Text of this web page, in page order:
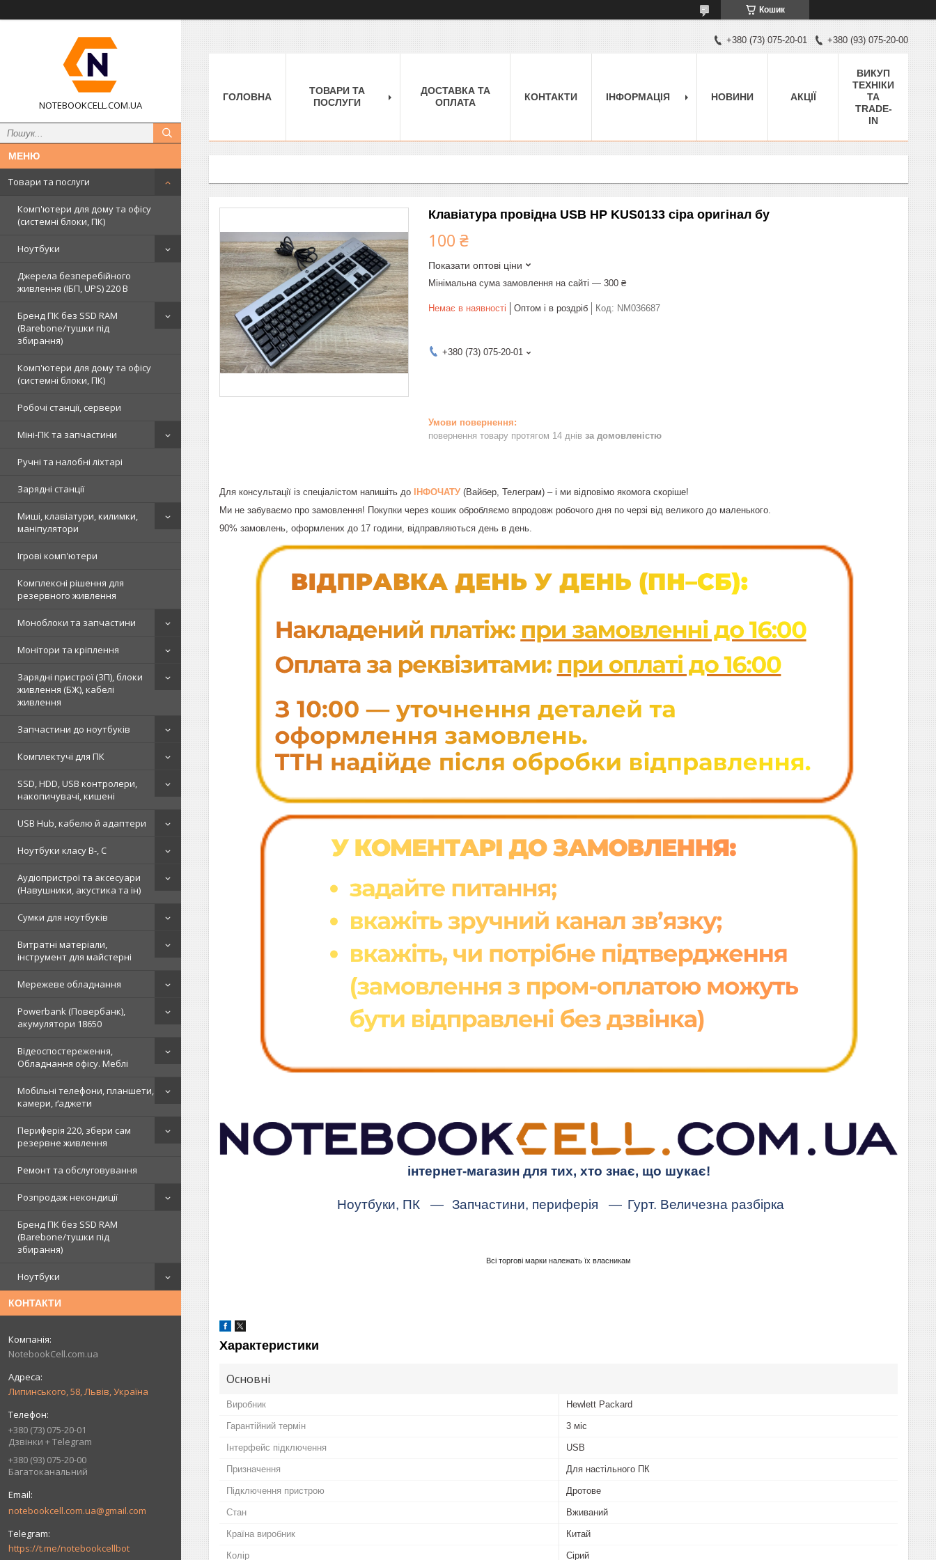
Кошик
NOTEBOOKCELL.COM.UA
Товари та послуги
Комп'ютери для дому та офісу
(системні блоки, ПК)
Ноутбуки
Джерела безперебійного
живлення (ІБП, UPS) 220 В
Бренд ПК без SSD RAM
(Barebone/тушки під
збирання)
Комп'ютери для дому та офісу
(системні блоки, ПК)
Робочі станції, сервери
Міні-ПК та запчастини
Ручні та налобні ліхтарі
Зарядні станції
Миші, клавіатури, килимки,
маніпулятори
Ігрові комп'ютери
Комплексні рішення для
резервного живлення
Моноблоки та запчастини
Монітори та кріплення
Зарядні пристрої (ЗП), блоки
живлення (БЖ), кабелі
живлення
Запчастини до ноутбуків
Комплектучі для ПК
SSD, HDD, USB контролери,
накопичувачі, кишені
USB Hub, кабелю й адаптери
Ноутбуки класу B-, C
Аудіопристрої та аксесуари
(Навушники, акустика та ін)
Сумки для ноутбуків
Витратні матеріали,
інструмент для майстерні
Мережеве обладнання
Powerbank (Повербанк),
акумулятори 18650
Відеоспостереження,
Обладнання офісу. Меблі
Мобільні телефони, планшети,
камери, ґаджети
Периферія 220, збери сам
резервне живлення
Ремонт та обслуговування
Розпродаж некондиції
Бренд ПК без SSD RAM
(Barebone/тушки під
збирання)
Ноутбуки
КОНТАКТИ
NotebookCell.com.ua
Липинського, 58, Львів, Україна
+380 (73) 075-20-01
Дзвінки + Telegram
+380 (93) 075-20-00
Багатоканальний
notebookcell.com.ua@gmail.com
https://t.me/notebookcellbot
+380 (73) 075-20-01 +380 (93) 075-20-00
ГОЛОВНА
ТОВАРИ ТА
ПОСЛУГИ
ДОСТАВКА ТА
ОПЛАТА
КОНТАКТИ ІНФОРМАЦІЯ НОВИНИ АКЦІЇ
ВИКУП
ТЕХНІКИ
ТА
TRADE-
IN
Клавіатура провідна USB HP KUS0133 сіра оригінал бу
100 ₴
Показати оптові ціни
Мінімальна сума замовлення на сайті — 300 ₴
Немає в наявності Оптом і в роздріб Код: NM036687
+380 (73) 075-20-01
повернення товару протягом 14 днів за домовленістю
Для консультації із спеціалістом напишіть до ІНФОЧАТУ (Вайбер, Телеграм) – і ми відповімо якомога скоріше!
Ми не забуваємо про замовлення! Покупки через кошик обробляємо впродовж робочого дня по черзі від великого до маленького.
90% замовлень, оформлених до 17 години, відправляються день в день.
інтернет-магазин для тих, хто знає, що шукає!
Ноутбуки, ПК — Запчастини, периферія — Гурт. Величезна разбірка
Всі торгові марки належать їх власникам
Характеристики
Основні
Виробник Hewlett Packard
Гарантійний термін 3 міс
Інтерфейс підключення USB
Призначення Для настільного ПК
Підключення пристрою Дротове
Стан Вживаний
Країна виробник Китай
Колір Сірий